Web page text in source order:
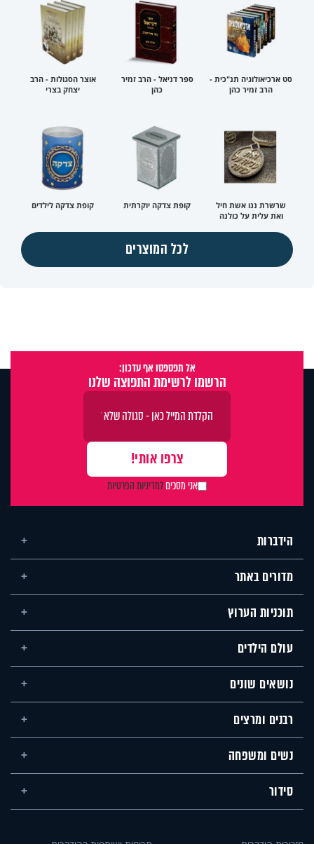
סט ארכיאולוגיה תנ"כית -
הרב זמיר כהן
ספר דניאל - הרב זמיר
כהן
אוצר הסגולות - הרב
יצחק בצרי
שרשרת ננו אשת חיל
ואת עלית על כולנה
קופת צדקה יוקרתית קופת צדקה לילדים
לכל המוצרים
אל תפספסו אף עדכון:
הרשמו לרשימת התפוצה שלנו
אני מסכיםלמדיניות הפרטיות
הידברות
מדורים באתר
תוכניות הערוץ
עולם הילדים
נושאים שונים
רבנים ומרצים
נשים ומשפחה
סידור